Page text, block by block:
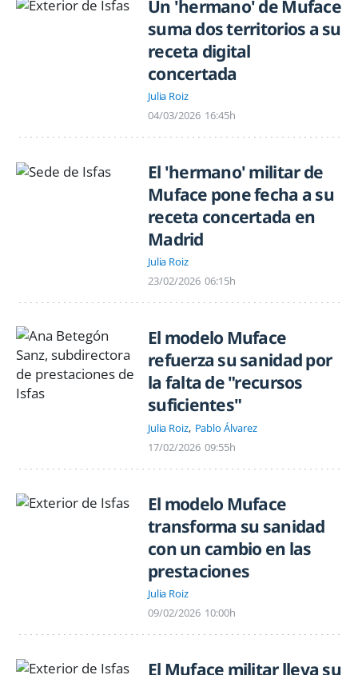
Un 'hermano' de Muface
suma dos territorios a su
receta digital
concertada
Julia Roiz
04/03/2026 16:45h
El 'hermano' militar de
Muface pone fecha a su
receta concertada en
Madrid
Julia Roiz
23/02/2026 06:15h
El modelo Muface
refuerza su sanidad por
la falta de "recursos
suficientes"
Julia Roiz Pablo Álvarez
17/02/2026 09:55h
El modelo Muface
transforma su sanidad
con un cambio en las
prestaciones
Julia Roiz
09/02/2026 10:00h
El Muface militar lleva su